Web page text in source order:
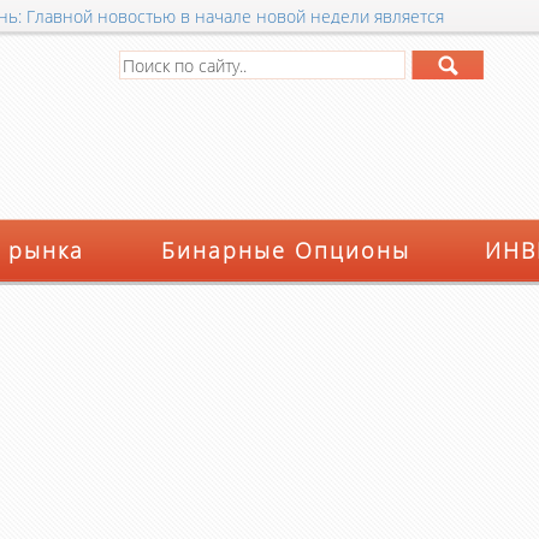
Главной новостью в начале новой недели является
»
рынка Бинарные Опционы